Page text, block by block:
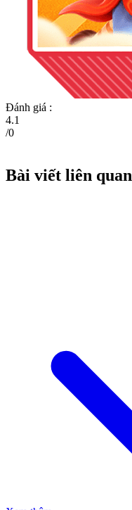
Đánh giá :
4.1
/0
Bài viết liên quan